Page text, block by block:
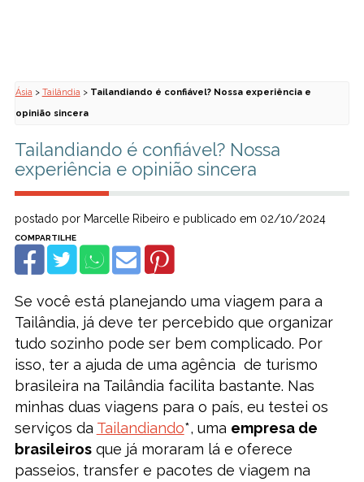
Ásia> Tailândia> Tailandiando é confiável? Nossa experiência e
opinião sincera
Tailandiando é confiável? Nossa
experiência e opinião sincera
postado por Marcelle Ribeiro e publicado em 02/10/2024
Se você está planejando uma viagem para a
Tailândia, já deve ter percebido que organizar
tudo sozinho pode ser bem complicado. Por
isso, ter a ajuda de uma agência de turismo
brasileira na Tailândia facilita bastante. Nas
minhas duas viagens para o país, eu testei os
serviços da Tailandiando*, uma empresa de
brasileirosque já moraram lá e oferece
passeios, transfer e pacotes de viagem na